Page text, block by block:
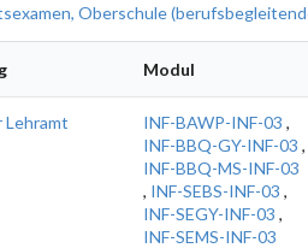
Oberschule
Modul
Lehramt INF-BAWP-INF-03 ,
INF-BBQ-GY-INF-03 ,
INF-BBQ-MS-INF-03
, INF-SEBS-INF-03 ,
INF-SEGY-INF-03 ,
INF-SEMS-INF-03